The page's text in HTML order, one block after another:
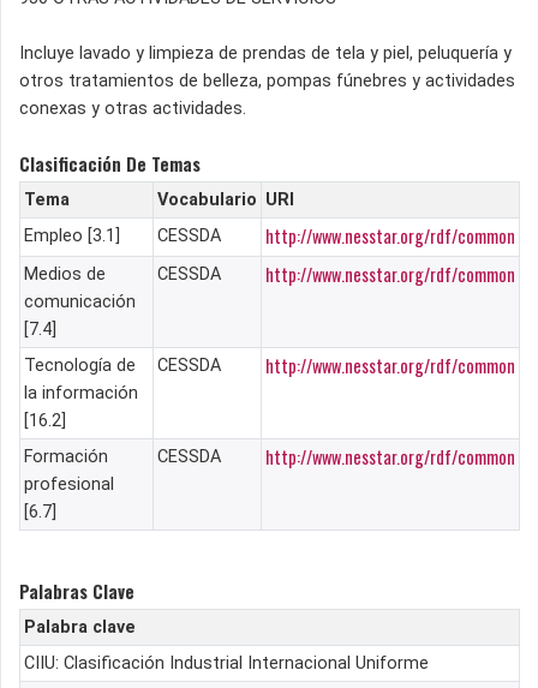
Incluye lavado y limpieza de prendas de tela y piel, peluquería y
otros tratamientos de belleza, pompas fúnebres y actividades
conexas y otras actividades.
Clasificación De Temas
Tema Vocabulario URI
Empleo [3.1]
CESSDA http://www.nesstar.org/rdf/common
Medios de
comunicación
[7.4]
CESSDA http://www.nesstar.org/rdf/common
Tecnología de
la información
[16.2]
CESSDA http://www.nesstar.org/rdf/common
Formación
profesional
[6.7]
CESSDA http://www.nesstar.org/rdf/common
Palabras Clave
Palabra clave
CIIU: Clasificación Industrial Internacional Uniforme